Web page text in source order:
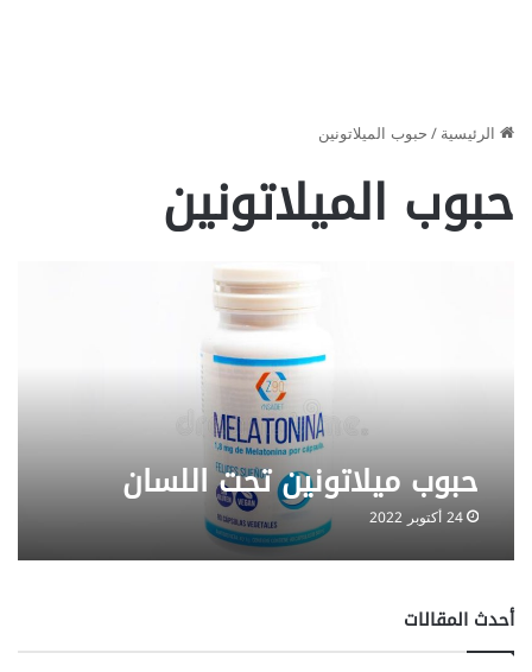
الرئيسية/حبوب الميلاتونين
حبوب الميلاتونين
حبوب ميلاتونين تحت اللسان
24 أكتوبر 2022
أحدث المقالات